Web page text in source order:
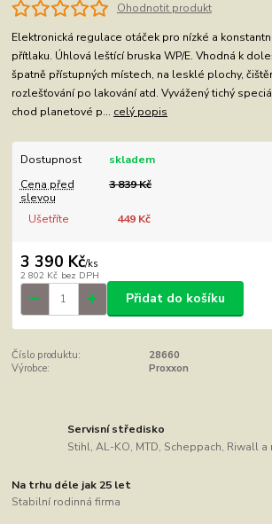
Ohodnotit produkt
Elektronická regulace otáček pro nízké a
přítlaku. Úhlová leštící bruska WP/E. Vhodná k
špatně přístupných místech, na lesklé plochy,
rozlešťování po lakování atd. Vyvážený tichý
chod planetové p... celý popis
Dostupnost
skladem
Cena před
slevou
3 839 Kč
Ušetříte 449 Kč
3 390 Kč/ks
2 802 Kč bez DPH
Přidat do košíku
Číslo produktu:
28660
Výrobce:
Proxxon
Servisní středisko
Stihl, AL-KO, MTD, Scheppach, Riwall
Na trhu déle jak 25 let
Stabilní rodinná firma